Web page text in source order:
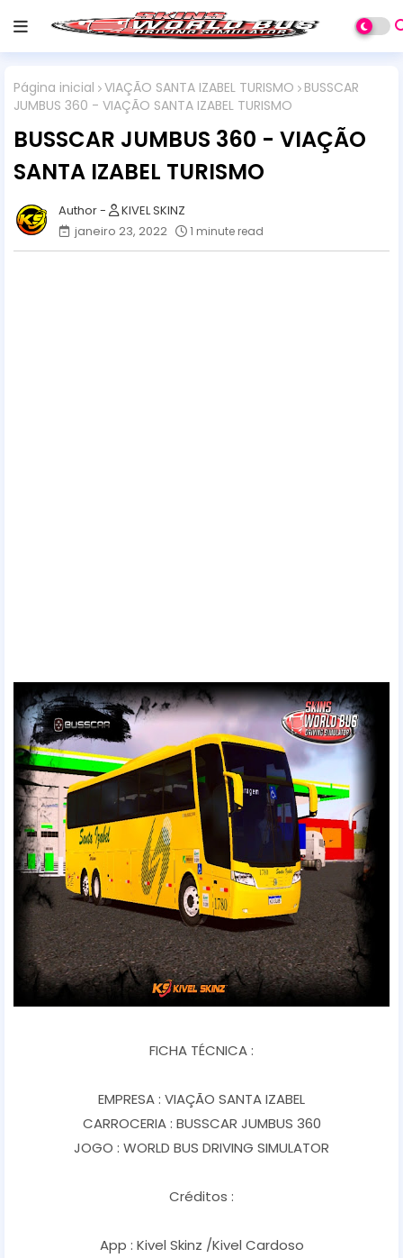
Página inicial VIAÇÃO SANTA IZABEL TURISMO
BUSSCAR
JUMBUS 360 - VIAÇÃO SANTA IZABEL TURISMO
BUSSCAR JUMBUS 360 - VIAÇÃO
SANTA IZABEL TURISMO
KIVEL SKINZ
janeiro 23, 2022
1 minute read
FICHA TÉCNICA :
EMPRESA : VIAÇÃO SANTA IZABEL
CARROCERIA : BUSSCAR JUMBUS 360
JOGO : WORLD BUS DRIVING SIMULATOR
Créditos :
App : Kivel Skinz /Kivel Cardoso